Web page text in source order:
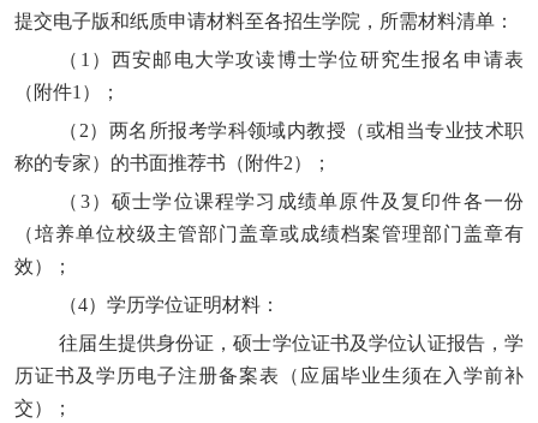
提交电子版和纸质申请材料至各招生学院 ，所需材料清单：
（ 1）西安邮电大学攻读博士学位研究生报名申请表
（附件1）；
（ 2）两名所报考学科领域内教授（或相当专业技术职
称的专家）的书面推荐书（附件2）；
（ 3）硕士学位课程学习成绩单原件及复印件各一份
（培养单位校级主管部门盖章或成绩档案管理部门盖章有
效）；
（4）学历学位证明材料：
往届生提供身份证，硕士学位证书及学位认证报告，学
历证书及学历电子注册备案表（应届毕业生须在入学前补
交）；